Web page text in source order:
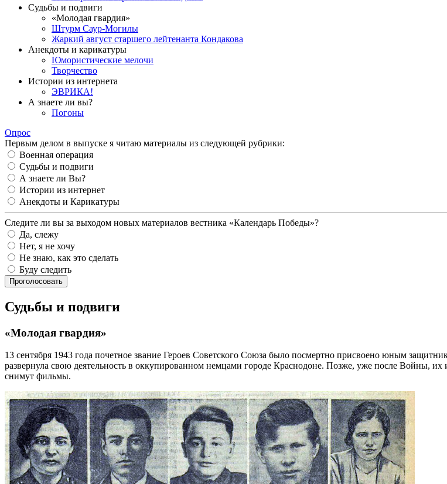
Судьбы и подвиги
«Молодая гвардия»
Штурм Саур-Могилы
Жаркий август старшего лейтенанта Кондакова
Анекдоты и карикатуры
Юмористические мелочи
Творчество
Истории из интернета
ЭВРИКА!
А знаете ли вы?
Погоны
Опрос
Первым делом в выпуске я читаю материалы из следующей рубрики:
Военная операция
Судьбы и подвиги
А знаете ли Вы?
Истории из интернет
Анекдоты и Карикатуры
Следите ли вы за выходом новых материалов вестника «Календарь Победы»?
Да, слежу
Нет, я не хочу
Не знаю, как это сделать
Буду следить
Проголосовать
Судьбы и подвиги
«Молодая гвардия»
13 сентября 1943 года почетное звание Героев Советского Союза было посмертно присвоено юным
развернула свою деятельность в оккупированном немцами городе Краснодоне. Позже, уже после Войны,
снимут фильмы.